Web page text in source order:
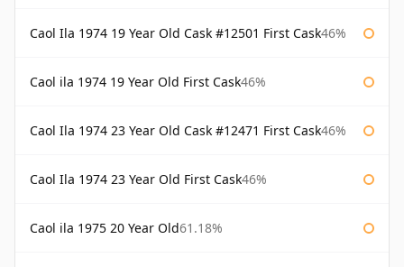
Caol Ila 1974 19 Year Old Cask #12501 First Cask46%
Caol ila 1974 19 Year Old First Cask46%
Caol Ila 1974 23 Year Old Cask #12471 First Cask46%
Caol Ila 1974 23 Year Old First Cask46%
Caol ila 1975 20 Year Old61.18%